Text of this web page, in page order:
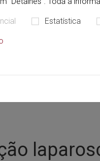
Estatística